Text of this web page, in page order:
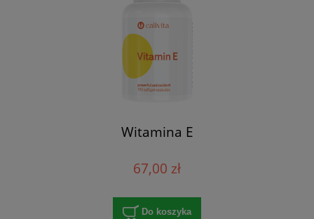
Witamina E
67,00 zł
Do koszyka